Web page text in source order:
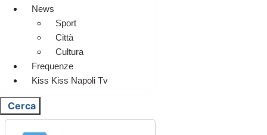
News
Sport
Città
Cultura
Frequenze
Kiss Kiss Napoli Tv
Cerca